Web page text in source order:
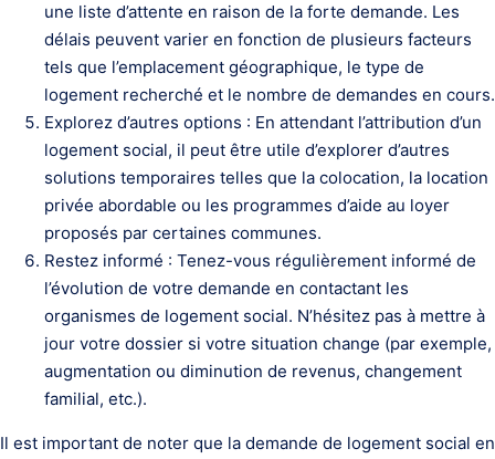
une liste d’attente en raison de la forte demande. Les
délais peuvent varier en fonction de plusieurs facteurs
tels que l’emplacement géographique, le type de
logement recherché et le nombre de demandes en cours.
Explorez d’autres options : En attendant l’attribution d’un
logement social, il peut être utile d’explorer d’autres
solutions temporaires telles que la colocation, la location
privée abordable ou les programmes d’aide au loyer
proposés par certaines communes.
Restez informé : Tenez-vous régulièrement informé de
l’évolution de votre demande en contactant les
organismes de logement social. N’hésitez pas à mettre à
jour votre dossier si votre situation change (par exemple,
augmentation ou diminution de revenus, changement
familial, etc.).
Il est important de noter que la demande de logement social en